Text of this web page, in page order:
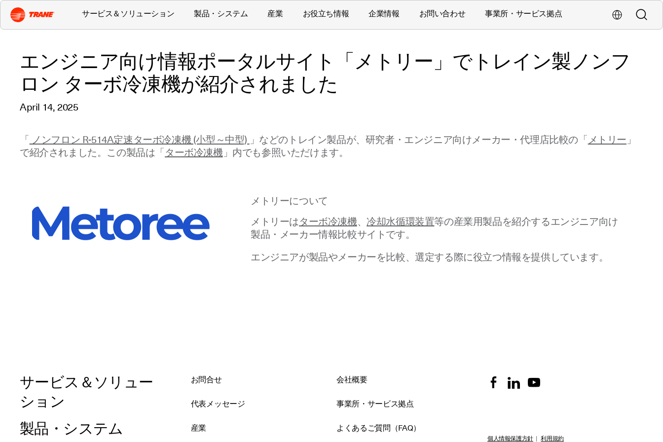
海外拠点・
検索
サービス＆ソリューション 製品・システム 産業 お役立ち情報 企業情報 お問い合わせ 事業所・サービス拠点
エンジニア向け情報ポータルサイト「メトリー」でトレイン製ノンフ
ロン ターボ冷凍機が紹介されました
April 14, 2025
「 ノンフロン R-514A定速ターボ冷凍機 (小型～中型) 」などのトレイン製品が、研究者・エンジニア向けメーカー・代理店比較の「 メトリー 」
で紹介されました。この製品は「ターボ冷凍機 」内でも参照いただけます。
メトリーについて
メトリーはターボ冷凍機、 冷却水循環装置等の産業用製品を紹介するエンジニア向け
製品・メーカー情報比較サイトです。
エンジニアが製品やメーカーを比較、選定する際に役立つ情報を提供しています。
サービス＆ソリュー
ション
製品・システム
お問合せ 会社概要
代表メッセージ 事業所・サービス拠点
産業 よくあるご質問（FAQ）
個人情報保護方針|利用規約